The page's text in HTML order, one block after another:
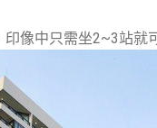
像中只需坐2~3站就